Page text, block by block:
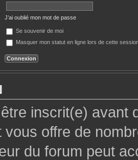
J’ai oublié mon mot de passe
Se souvenir de moi
Masquer mon statut en ligne lors de cette
inscrit(e) avant
vous offre de
du forum peut